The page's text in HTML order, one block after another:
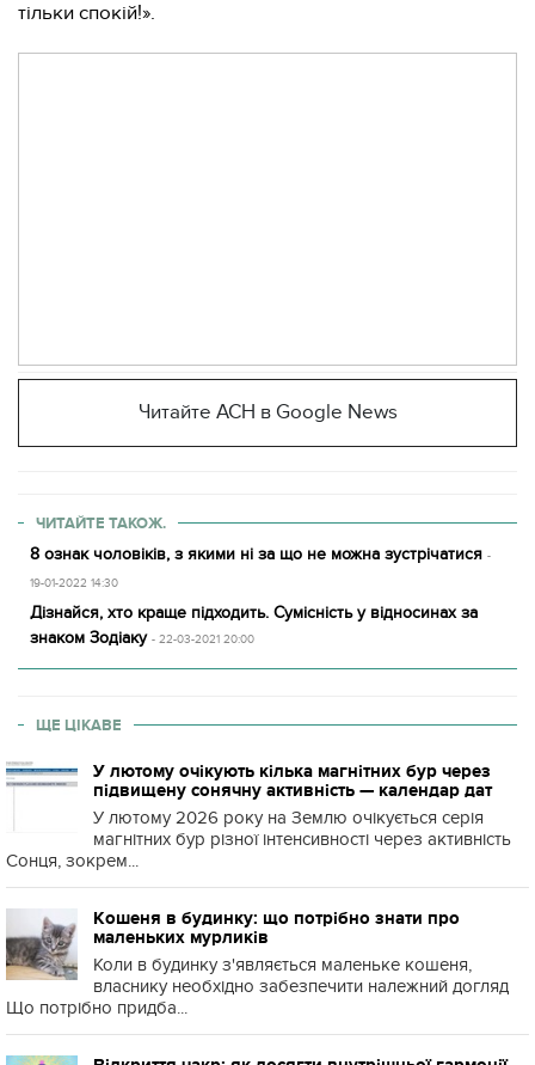
тільки спокій!».
Читайте АСН в Google News
ЧИТАЙТЕ ТАКОЖ.
8 ознак чоловіків, з якими ні за що не можна зустрічатися -
19-01-2022 14:30
Дізнайся, хто краще підходить. Сумісність у відносинах за
знаком Зодіаку - 22-03-2021 20:00
ЩЕ ЦІКАВЕ
У лютому очікують кілька магнітних бур через
підвищену сонячну активність — календар дат
У лютому 2026 року на Землю очікується серія
магнітних бур різної інтенсивності через активність
Сонця, зокрем...
Кошеня в будинку: що потрібно знати про
маленьких мурликів
Коли в будинку з'являється маленьке кошеня,
власнику необхідно забезпечити належний догляд
Що потрібно придба...